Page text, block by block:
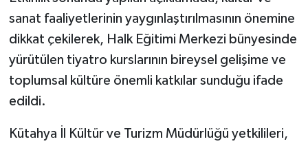
sanat faaliyetlerinin yaygınlaştırılmasının önemine
dikkat çekilerek, Halk Eğitimi Merkezi bünyesinde
yürütülen tiyatro kurslarının bireysel gelişime ve
toplumsal kültüre önemli katkılar sunduğu ifade
edildi.
Kütahya İl Kültür ve Turizm Müdürlüğü yetkilileri,